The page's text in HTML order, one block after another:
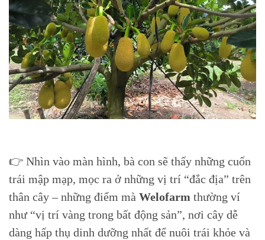
👉 Nhìn vào màn hình, bà con sẽ thấy những cuốn
trái mập mạp, mọc ra ở những vị trí “đắc địa” trên
thân cây – những điểm mà Welofarm thường ví
như “vị trí vàng trong bất động sản”, nơi cây dễ
dàng hấp thụ dinh dưỡng nhất để nuôi trái khỏe và